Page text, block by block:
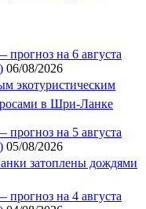
на 6 августа
06/08/2026
экотуристическим
в Шри-Ланке
на 5 августа
05/08/2026
затоплены дождями
на 4 августа